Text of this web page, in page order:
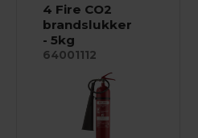
4 Fire CO2
brandslukker
- 5kg
64001112